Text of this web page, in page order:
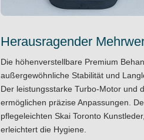
Herausragender
Die höhenverstellbare Premium
außergewöhnliche Stabilität und
Der leistungsstarke Turbo-Motor und
ermöglichen präzise Anpassungen.
pflegeleichten Skai Toronto
erleichtert die Hygiene.